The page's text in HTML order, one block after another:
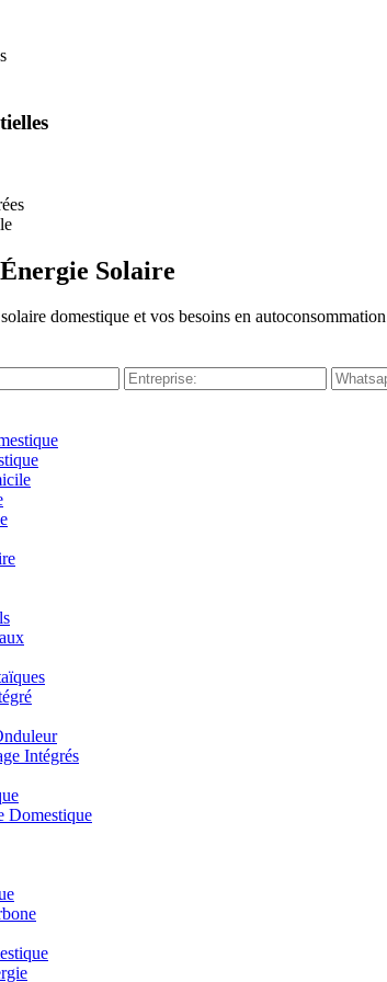
Solaire
domestique et vos besoins en
Intégrés
Domestique